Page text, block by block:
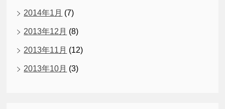
2014年1月 (7)
2013年12月 (8)
2013年11月 (12)
2013年10月 (3)